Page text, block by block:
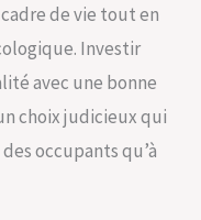
de vie tout en
Investir
avec une bonne
choix judicieux qui
occupants qu’à